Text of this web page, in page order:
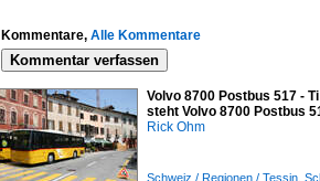
Kommentare, Alle Kommentare
Kommentar verfassen
Volvo 8700 Postbus 517 -
steht Volvo 8700 Postbus
Rick Ohm
Schweiz / Regionen / Tessin